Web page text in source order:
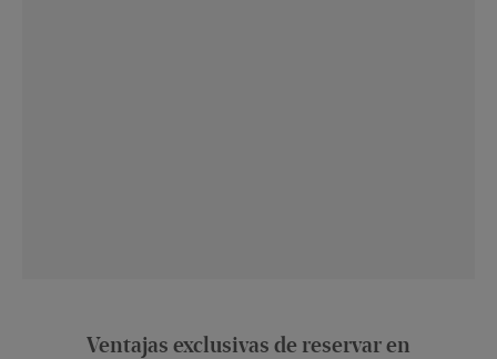
Ventajas exclusivas de reservar en